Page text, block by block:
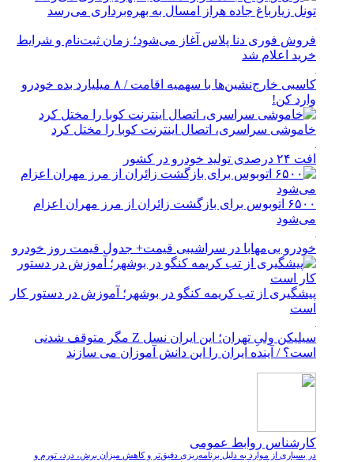
تونل زیارباغ جاده هراز امسال به بهره‌برداری می‌رسد
فروش فوری دنا پلاس آغاز می‌شود؛ زمان ثبت‌نام و شرایط
خرید اعلام شد
کاسبی خارج‌نشین‌ها با سهمیه اقامت / ۸ میلیارد بده خودرو
وارد کن!
خاموشی سراسری، اتصال اینترنت کوبا را مختل کرد
افت ۲۴ درصدی تولید خودرو در کشور
۶۵۰۰ اتوبوس برای بازگشت زائران از مرز مهران اعزام
می‌شود
خودرو بی‌مهابا در سراشیبی قیمت+ جدول قیمت روز خودرو
پیشگیری از تب کریمه کنگو در بوشهر؛ آموزش در دستور کار
است
سیلیکن ولیِ تهران؛ این ایران نسل Z مگر متوقف شدنی
است؟ / آینده ایران را این دانش آموزان می سازند
کارشناس روابط عمومی
در بسیاری از موارد به دلیل برنامه‌ریزی دقیق‌تر و کاهش میزان برش، درد، تورم و